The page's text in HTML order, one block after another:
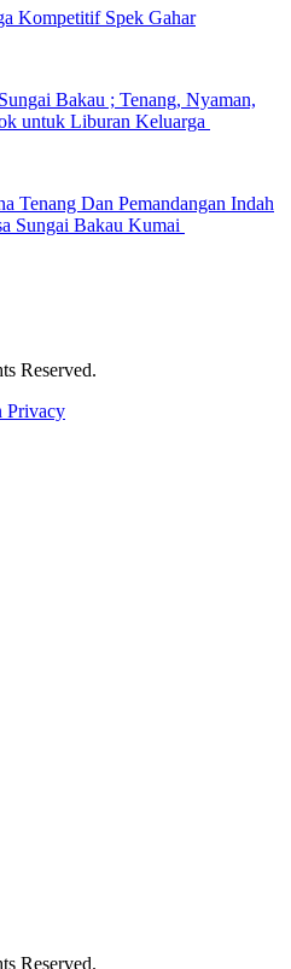
Kompetitif Spek Gahar
Bakau ; Tenang, Nyaman,
untuk Liburan Keluarga
Tenang Dan Pemandangan Indah
Sungai Bakau Kumai
Reserved.
Privacy
Reserved.